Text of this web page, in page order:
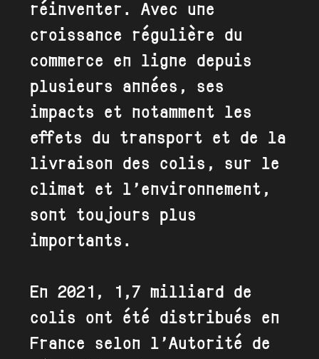
réinventer. Avec une
croissance régulière du
commerce en ligne depuis
plusieurs années, ses
impacts et notamment les
effets du transport et de la
livraison des colis, sur le
climat et l’environnement,
sont toujours plus
importants.
En 2021, 1,7 milliard de
colis ont été distribués en
France selon l’Autorité de